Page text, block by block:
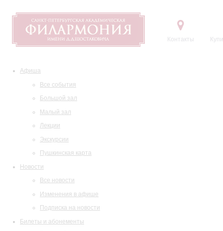
Контакты
Афиша
Все события
Большой зал
Малый зал
Лекции
Экскурсии
Пушкинская карта
Новости
Все новости
Изменения в афише
Подписка на новости
Билеты и абонементы